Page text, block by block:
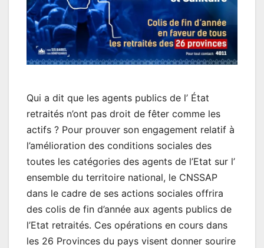
Qui a dit que les agents publics de l’ État
retraités n’ont pas droit de fêter comme les
actifs ? Pour prouver son engagement relatif à
l’amélioration des conditions sociales des
toutes les catégories des agents de l’Etat sur l’
ensemble du territoire national, le CNSSAP
dans le cadre de ses actions sociales offrira
des colis de fin d’année aux agents publics de
l’Etat retraités. Ces opérations en cours dans
les 26 Provinces du pays visent donner sourire